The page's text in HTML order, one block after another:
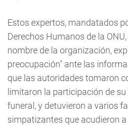
Estos expertos, mandatados
Derechos Humanos de la
nombre de la organización,
preocupación" ante las
que las autoridades tomaron
limitaron la participación de
funeral, y detuvieron a varios
simpatizantes que acudieron